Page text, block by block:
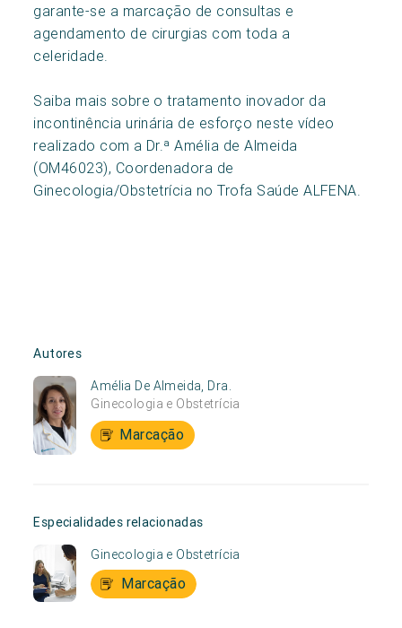
garante-se a marcação de consultas e
agendamento de cirurgias com toda a
celeridade.
Saiba mais sobre o tratamento inovador da
incontinência urinária de esforço neste vídeo
realizado com a Dr.ª Amélia de Almeida
(OM46023), Coordenadora de
Ginecologia/Obstetrícia no Trofa Saúde ALFENA.
Autores
Amélia De Almeida, Dra.
Ginecologia e Obstetrícia
Marcação
Especialidades relacionadas
Ginecologia e Obstetrícia
Marcação